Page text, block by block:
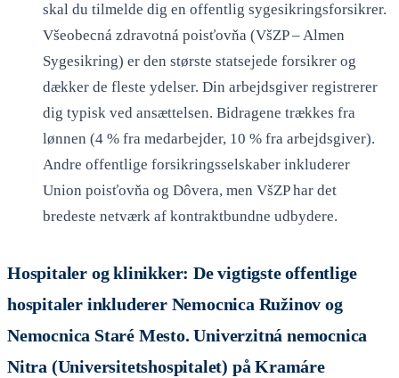
skal du tilmelde dig en offentlig sygesikringsforsikrer.
Všeobecná zdravotná poisťovňa (VšZP – Almen
Sygesikring) er den største statsejede forsikrer og
dækker de fleste ydelser. Din arbejdsgiver registrerer
dig typisk ved ansættelsen. Bidragene trækkes fra
lønnen (4 % fra medarbejder, 10 % fra arbejdsgiver).
Andre offentlige forsikringsselskaber inkluderer
Union poisťovňa og Dôvera, men VšZP har det
bredeste netværk af kontraktbundne udbydere.
Hospitaler og klinikker: De vigtigste offentlige
hospitaler inkluderer Nemocnica Ružinov og
Nemocnica Staré Mesto. Univerzitná nemocnica
Nitra (Universitetshospitalet) på Kramáre